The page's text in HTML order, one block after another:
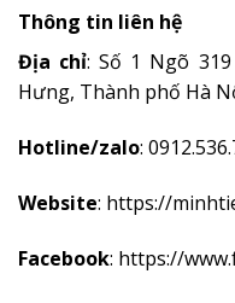
Thông tin liên hệ
Địa chỉ: Số 1 Ngõ
Hưng, Thành phố Hà
Hotline/zalo:
Website: https://
Facebook: https://